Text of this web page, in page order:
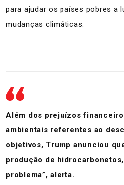
para ajudar os países pobres a
mudanças climáticas.
Além dos prejuízos
ambientais referentes ao
objetivos, Trump anunciou
produção de hidrocarbonetos,
problema”, alerta.